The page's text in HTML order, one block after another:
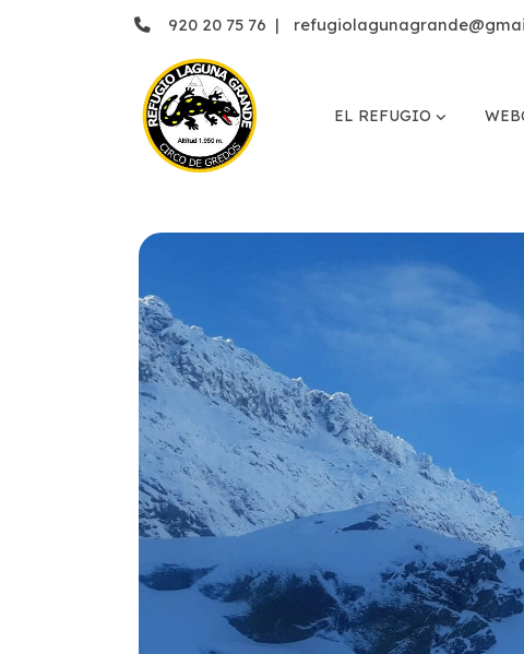
920 20 75 76 |
EL REFUGIO